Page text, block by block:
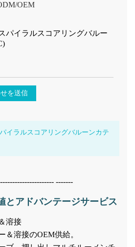
OEM
パイラルスコアリングバルー
を送信
イラルスコアリングバルーンカテ
-------
とアドバンテージサービス
溶接
＆溶接のOEM供給。